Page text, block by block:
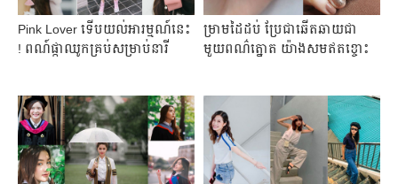
Pink Lover ទើបយល់អារម្មណ៍នេះ
! ពណ៍ផ្កាឈូកគ្រប់សម្រាប់នារី
ម្រាមដៃដប់ ប្រែជាឆើតឆាយជា
មួយពណ៌ត្នោត យ៉ាងសមឥតខ្ចោះ